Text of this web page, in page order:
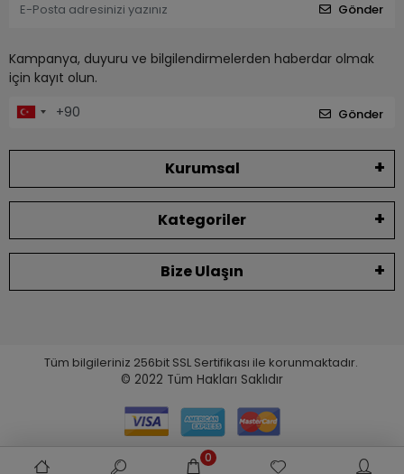
Gönder
Kampanya, duyuru ve bilgilendirmelerden haberdar olmak
için kayıt olun.
Gönder
Kurumsal
Kategoriler
Bize Ulaşın
Tüm bilgileriniz 256bit SSL Sertifikası ile korunmaktadır.
© 2022 Tüm Hakları Saklıdır
0